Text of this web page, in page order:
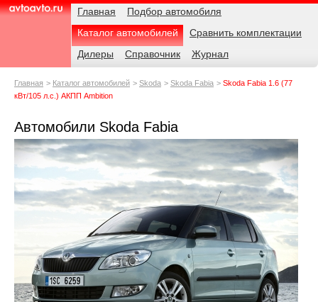
AvtoAvto.ru
Навигация Главная
Подбор автомобиля
Каталог автомобилей
Сравнить комплектации
Дилеры
Справочник Журнал
Родительские
Главная Каталог автомобилей Skoda Skoda Fabia
Skoda Fabia 1.6 (77
кВт/105 л.с.) АКПП Ambition
Автомобили Skoda Fabia
Примечания